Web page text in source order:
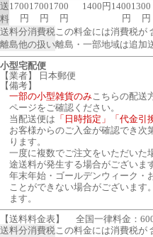
送
料
1700
円
1700
円
1700
円
1400円 1400
円
1300
円
送料分消費税この料金には消費税が
離島他の扱い離島・一部地域は追加
小型宅配便
【業者】 日本郵便
【備考】
一部の小型雑貨のみこちらの配送
ページをご確認ください。
当配送便は 「日時指定」「代金引
お客様からのご入金が確認でき次
ります。
一度に複数でご注文をいただいた
途送料が発生する場合がございま
年末年始・ゴールデンウィーク・
ことができない場合がございます
ます。
【送料料金表】
全国一律料金：
送料分消費税この料金には消費税が